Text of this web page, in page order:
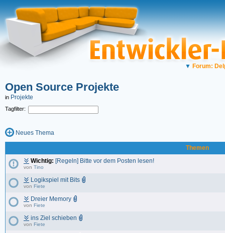
▼ Forum:
Open Source Projekte
in Projekte
Tagfilter:
Neues Thema
Themen
Wichtig: [Regeln] Bitte vor dem Posten lesen!
von Tino
Logikspiel mit Bits
von Fiete
Dreier Memory
von Fiete
ins Ziel schieben
von Fiete